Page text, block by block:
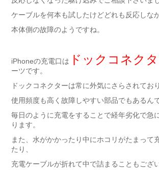
ケーブルを何本も試したけどどれも反応しな
本体側の故障のようですね。
iPhoneの充電口は ドックコネク
ーツです。
ドックコネクターは常に外気にさらされており
使用頻度も高く故障しやすい部品でもあるんで
毎日のように充電をすることで経年劣化で急
ります。
また、水がかかったり中にホコリがたまって
たり、
充電ケーブルが折れて中で詰まることもござ